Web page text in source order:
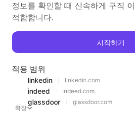
정보를 확인할 때 신속하게 구직
적합합니다.
시작하기
적용 범위
linkedin linkedin.com
indeed indeed.com
glassdoor
glassdoor.com
확장